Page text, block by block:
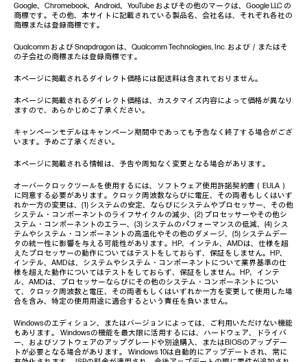
Google、Chromebook、Android、YouTube およびその他のマークは、Google LLC の
商標です。その他、本サイトに記載されている製品名、会社名は、それぞれ各社の
商標または登録商標です。
Qualcomm および Snapdragon は、Qualcomm Technologies, Inc. および／またはそ
の子会社の商標または登録商標です。
本ページに掲載されるダイレクト価格には配送料は含まれておりません。
本ページに掲載されるダイレクト価格は、カスタマイズ内容によって価格が異なり
ますので、あらかじめご了承ください。
キャンペーンモデルはキャンペーン期間中であっても予告なく終了する場合がござ
います。予めご了承ください。
本ページに掲載される情報は、予告や周知なく変更となる場合があります。
オーバークロックツールを使用するには、ソフトウェア使用許諾契約書（EULA）
に同意する必要があります。クロック周波数ならびに電圧、その両者もしくはいず
れか一方の変更は、(1) システムの安定、ならびにシステムやプロセッサー、その他
システム・コンポーネントのライフサイクルの減少、(2) プロセッサーやその他シ
ステム・コンポーネントのエラー、(3) システムのパフォーマンスの低減、(4) シス
テムやシステム・コンポーネントの高温化やその他のダメージ、(5) システムデー
タの統一性に影響を与える可能性があります。HP、インテル、AMDは、仕様を超
えたプロセッサーの動作についてはテストをしておらず、保証をしません。HP、
インテル、AMDは、システムやシステム・コンポーネントについて業界基準の仕
様を超えた動作についてはテストをしておらず、保証をしません。HP、インテ
ル、AMDは、プロセッサーならびにその他のシステム・コンポーネントについ
て、クロック周波数と電圧、その両者もしくはいずれか一方を変更して使用した場
合を含み、特定の使用用途に適合するという責任を負いません。
Windowsのエディション、またはバージョンによっては、ご利用いただけない機能
もあります。 Windowsの機能を最大限に活用するには、ハードウェア、ドライバ
ー、およびソフトウェアのアップグレードや別途購入、またはBIOSのアップデー
トが必要となる場合があります。 Windows 10は自動的にアップデートされ、常に